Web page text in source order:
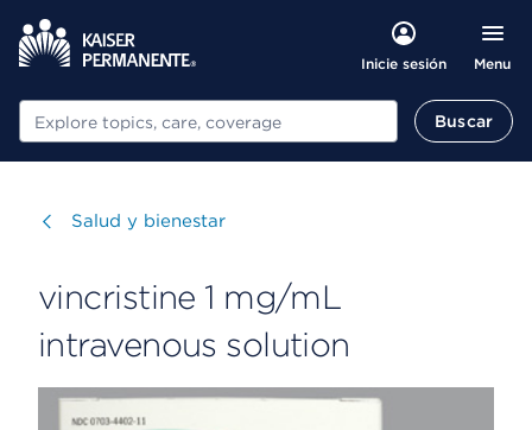
Inicie sesión Menu
Buscar Buscar
Visitar
Salud y bienestar
vincristine 1 mg/mL
intravenous solution